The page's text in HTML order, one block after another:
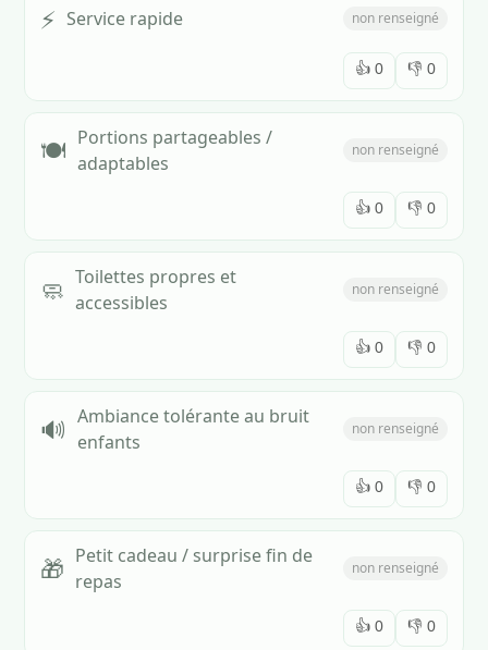
⚡ Service rapide non renseigné
👍 0 👎 0
🍽️ Portions partageables /
adaptables
non renseigné
👍 0 👎 0
🧼 Toilettes propres et
accessibles
non renseigné
👍 0 👎 0
🔊 Ambiance tolérante au bruit
enfants
non renseigné
👍 0 👎 0
🎁 Petit cadeau / surprise fin de
repas
non renseigné
👍 0 👎 0